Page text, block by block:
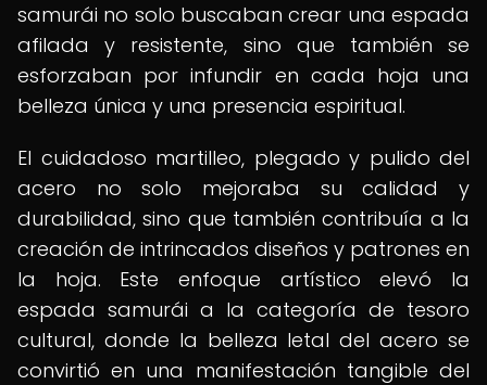
samurái no solo buscaban crear una espada
afilada y resistente, sino que también se
esforzaban por infundir en cada hoja una
belleza única y una presencia espiritual.
El cuidadoso martilleo, plegado y pulido del
acero no solo mejoraba su calidad y
durabilidad, sino que también contribuía a la
creación de intrincados diseños y patrones en
la hoja. Este enfoque artístico elevó la
espada samurái a la categoría de tesoro
cultural, donde la belleza letal del acero se
convirtió en una manifestación tangible del